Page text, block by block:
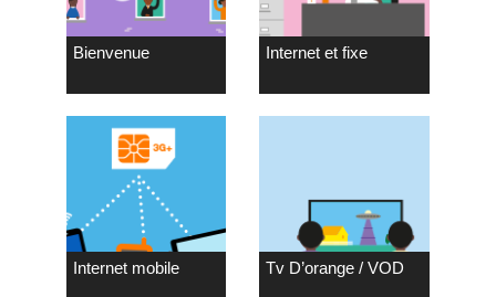
Bienvenue Internet et fixe
Internet mobile Tv D’orange / VOD